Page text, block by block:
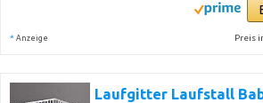
* Anzeige Preis
Laufgitter Laufstall